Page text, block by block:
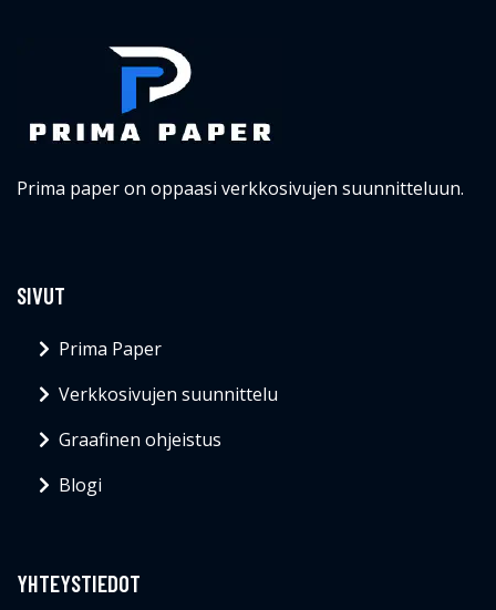
Prima paper on oppaasi verkkosivujen suunnitteluun.
SIVUT
Prima Paper
Verkkosivujen suunnittelu
Graafinen ohjeistus
Blogi
YHTEYSTIEDOT